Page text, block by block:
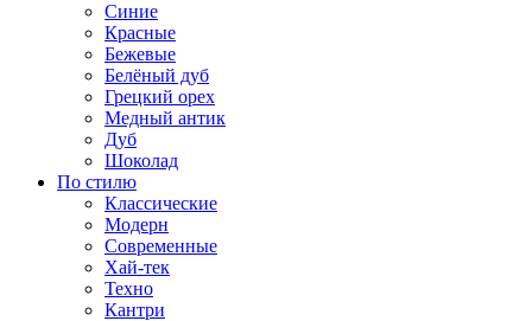
Синие
Красные
Бежевые
Белёный дуб
Грецкий орех
Медный антик
Дуб
Шоколад
По стилю
Классические
Модерн
Современные
Хай-тек
Техно
Кантри